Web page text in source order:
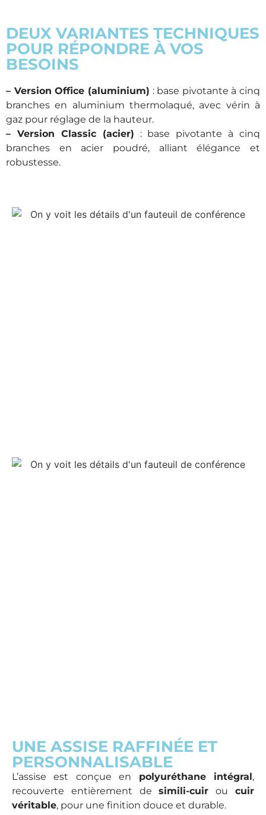
DEUX VARIANTES TECHNIQUES
POUR RÉPONDRE À VOS
BESOINS
– Version Office (aluminium) : base pivotante à cinq
branches en aluminium thermolaqué, avec vérin à
gaz pour réglage de la hauteur.
– Version Classic (acier) : base pivotante à cinq
branches en acier poudré, alliant élégance et
robustesse.
UNE ASSISE RAFFINÉE ET
PERSONNALISABLE
L’assise est conçue en polyuréthane intégral,
recouverte entièrement desimili-cuir oucuir
véritable, pour une finition douce et durable.